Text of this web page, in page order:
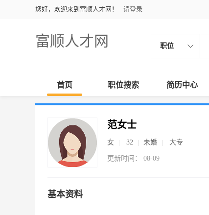
您好，欢迎来到富顺人才网！ 请登录
富顺人才网 职位
首页 职位搜索 简历中心
范女士
女 32 未婚 大专
更新时间： 08-09
基本资料